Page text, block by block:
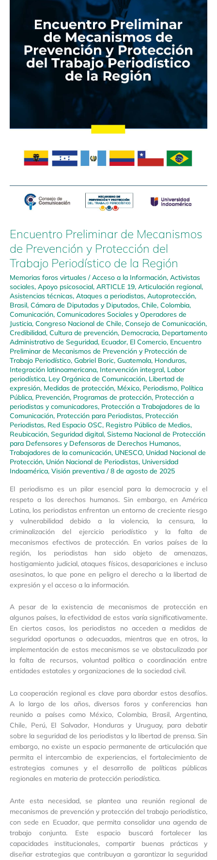
Encuentro Preliminar de Mecanismos
de Prevención y Protección del
Trabajo Periodístico de la Región
Memorias foros virtuales /Acceso a la Información, Activistas
sociales, Apoyo psicosocial, ARTICLE 19, Articulación regional,
Asistencias técnicas, Ataques a periodistas, Autoprotección,
Brasil, Cámara de Diputadas y Diputados, Chile, Colombia,
Comunicación, Comunicadores Sociales y Operadores de
Justicia, Congreso Nacional de Chile, Consejo de Comunicación,
Credibilidad, Cultura de prevención, Democracia, Departamento
Administrativo de Seguridad, Ecuador, El Comercio, Encuentro
Preliminar de Mecanismos de Prevención y Protección de
Trabajo Periodístico, Gabriel Boric, Guatemala, Honduras,
Integración latinoamericana, Intervención integral, Labor
periodística, Ley Orgánica de Comunicación, Libertad de
expresión, Medidas de protección, México, Periodismo, Política
Pública, Prevención, Programas de protección, Protección a
periodistas y comunicadores, Protección a Trabajadores de la
Comunicación, Protección para Periodistas, Protección
Periodistas, Red Espacio OSC, Registro Público de Medios,
Reubicación, Seguridad digital, Sistema Nacional de Protección
para Defensores y Defensoras de Derechos Humanos,
Trabajadores de la comunicación, UNESCO, Unidad Nacional de
Protección, Unión Nacional de Periodistas, Universidad
Indoamérica, Visión preventiva /8 de agosto de 2025
El periodismo es un pilar esencial para la democracia y el
respeto a los derechos humanos. Sin embargo, en América
Latina, los periodistas enfrentan un entorno de creciente riesgo
y vulnerabilidad debido a la violencia, la censura, la
criminalización del ejercicio periodístico y la falta de
mecanismos efectivos de protección. En varios países de la
región, los periodistas han sido objeto de amenazas,
hostigamiento judicial, ataques físicos, desapariciones e incluso
asesinatos, lo que pone en peligro el derecho a la libertad de
expresión y el acceso a la información.
A pesar de la existencia de mecanismos de protección en
algunos países, la efectividad de estos varía significativamente.
En ciertos casos, los periodistas no acceden a medidas de
seguridad oportunas o adecuadas, mientras que en otros, la
implementación de estos mecanismos se ve obstaculizada por
la falta de recursos, voluntad política o coordinación entre
entidades estatales y organizaciones de la sociedad civil.
La cooperación regional es clave para abordar estos desafíos.
A lo largo de los años, diversos foros y conferencias han
reunido a países como México, Colombia, Brasil, Argentina,
Chile, Perú, El Salvador, Honduras y Uruguay, para debatir
sobre la seguridad de los periodistas y la libertad de prensa. Sin
embargo, no existe un espacio permanente de articulación que
permita el intercambio de experiencias, el fortalecimiento de
estrategias comunes y el desarrollo de políticas públicas
regionales en materia de protección periodística.
Ante esta necesidad, se plantea una reunión regional de
mecanismos de prevención y protección del trabajo periodístico,
con sede en Ecuador, que permita consolidar una agenda de
trabajo conjunta. Este espacio buscará fortalecer las
capacidades institucionales, compartir buenas prácticas y
diseñar estrategias que contribuyan a garantizar la seguridad
Periodístico